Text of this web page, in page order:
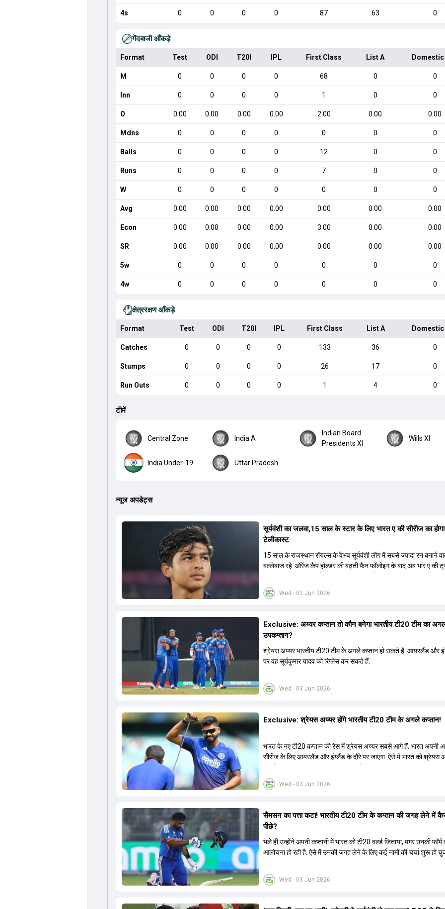
4s 0 0 0 0 87 63 0
गेंदबाजी आँकड़े
Format Test ODI T20I IPL First Class List A
M 0 0 0 0 68 0 0
Inn 0 0 0 0 1 0 0
O 0.00 0.00 0.00 0.00 2.00 0.00 0.00
Mdns 0 0 0 0 0 0 0
Balls 0 0 0 0 12 0 0
Runs 0 0 0 0 7 0 0
W 0 0 0 0 0 0 0
Avg 0.00 0.00 0.00 0.00 0.00 0.00 0.00
Econ 0.00 0.00 0.00 0.00 3.00 0.00 0.00
SR 0.00 0.00 0.00 0.00 0.00 0.00 0.00
5w 0 0 0 0 0 0 0
4w 0 0 0 0 0 0 0
क्षेत्ररक्षण आँकड़े
Format Test ODI T20I IPL First Class List A
Catches 0 0 0 0 133 36 0
Stumps 0 0 0 0 26 17 0
Run Outs 0 0 0 0 1 4 0
टीमें
Central Zone India A
Indian Board
Presidents XI
Wills XI
India Under-19 Uttar Pradesh
न्यूज अपडेट्स
Wed - 03 Jun 2026
सूर्यवंशी का जलवा,15 साल के स्टार के लिए भारत ए की सीरीज का
टेलीकास्ट
15 साल के राजस्थान रॉयल्स के वैभव सूर्यवंशी लीग में सबसे ज्यादा रन बनाने
बल्लेबाज रहे. ऑरेंज कैप होल्डर की बढ़ती फैन फॉलोइंग के बाद अब भार ए की
Wed - 03 Jun 2026
Exclusive: अय्यर कप्तान तो कौन बनेगा भारतीय टी20 टीम का
उपकप्तान?
श्रेयस अय्यर भारतीय टी20 टीम के अगले कप्तान हो सकते हैं. आयरलैंड और
पर वह सूर्यकुमार यादव को रिप्लेस कर सकते हैं.
Wed - 03 Jun 2026
Exclusive: श्रेयस अय्यर होंगे भारतीय टी20 टीम के अगले कप्तान!
भारत के नए टी20 कप्तान की रेस में श्रेयस अय्यर सबसे आगे हैं. भारत अपनी
सीरीज के लिए आयरलैंड और इंग्लैंड के दौरे पर जाएगा. ऐसे में भारत को श्रेयस
Wed - 03 Jun 2026
सैमसन का पत्ता कटा! भारतीय टी20 टीम के कप्तान की जगह लेने में
पीछे?
भले ही उन्होंने अपनी कप्तानी में भारत को टी20 वर्ल्ड जिताया, मगर उनकी फॉर्म
आलोचना हो रही है. ऐसे में उनकी जगह लेने के लिए कई नामों की चर्चा शुरू हो